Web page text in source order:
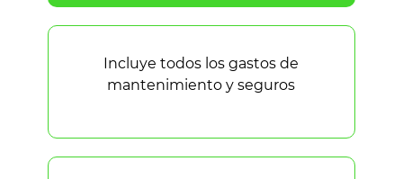
Incluye todos los gastos de
mantenimiento y seguros